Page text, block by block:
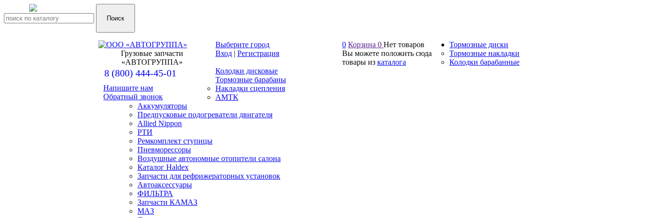
Грузовые запчасти
«АВТОГРУППА»
Выберите город
Вход | Регистрация
0 Корзина 0 Нет товаров
Вы можете положить сюда
товары из каталога
8 (800) 444-45-01
+7 (917) 857-00-16
+7 (962) 573-06-64
Напишите нам
Обратный звонок
Тормозные диски
Тормозные накладки
Колодки барабанные
Колодки дисковые
Тормозные барабаны
Накладки сцепления
АМТК
Аккумуляторы
Предпусковые подогреватели двигателя
Allied Nippon
РТИ
Ремкомплект ступицы
Пневморессоры
Воздушные автономные отопители салона
Каталог Haldex
Запчасти для рефрижераторных установок
Автоаксессуары
ФИЛЬТРА
Запчасти КАМАЗ
МАЗ